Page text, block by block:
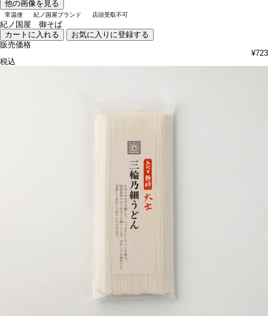
他の画像を見る
常温便 紀ノ国屋ブランド 店頭受取不可
紀ノ国屋 御そば
カートに入れる
お気に入りに登録する
販売価格
¥723
税込